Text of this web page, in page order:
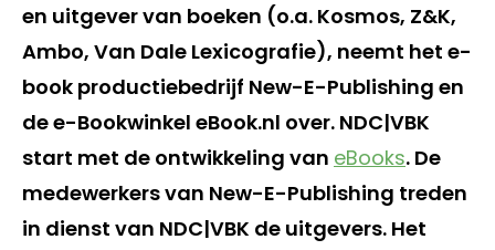
en uitgever van boeken (o.a. Kosmos, Z&K,
Ambo, Van Dale Lexicografie), neemt het e-
book productiebedrijf New-E-Publishing en
de e-Bookwinkel eBook.nl over. NDC|VBK
start met de ontwikkeling van eBooks. De
medewerkers van New-E-Publishing treden
in dienst van NDC|VBK de uitgevers. Het